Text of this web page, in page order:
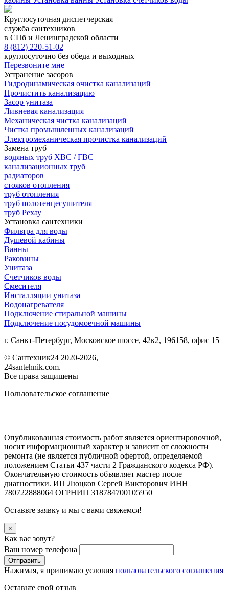
Круглосуточная диспетчерская
служба сантехников
в СПб и Ленинградской области
8 (812) 220-51-02
круглосуточно без обеда и выходных
Перезвоните мне
Устранение засоров
Гидродинамическая очистка канализаций
Прочистить канализацию
Засор унитаза
Ливневая канализация
Механическая чистка канализаций
Чистка промышленных канализаций
Электромеханическая прочистка канализаций
Замена труб
водяных труб ХВС / ГВС
канализационных труб
радиаторов
стояков отопления
труб отопления
труб полотенцесушителя
труб Рехау
Установка сантехники
Фильтра для воды
Душевой кабины
Ванны
Раковины
Унитаза
Счетчиков воды
Смесителя
Инсталляции унитаза
Водонагревателя
Подключение стиральной машины
Подключение посудомоечной машины
г. Санкт-Петербург, Московское шоссе, 42к2, 196158, офис 15
© Сантехник24 2020-2026,
24santehnik.com.
Все права защищены
Пользовательское соглашение
Опубликованная стоимость работ является ориентировочной,
носит информационный характер и зависит от сложности
ремонта (не является публичной офертой, определяемой
положением Статьи 437 части 2 Гражданского кодекса РФ).
Окончательную стоимость объявляет мастер после
диагностики. ИП Люцков Сергей Викторович ИНН
780722888064 ОГРНИП 318784700105950
Оставьте заявку и мы с вами свяжемся!
×
Как вас зовут?
Ваш номер телефона
Отправить
Нажимая, я принимаю условия пользовательского соглашения
Оставьте свой отзыв